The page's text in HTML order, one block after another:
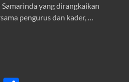
yang dirangkaikan
pengurus dan kader, …